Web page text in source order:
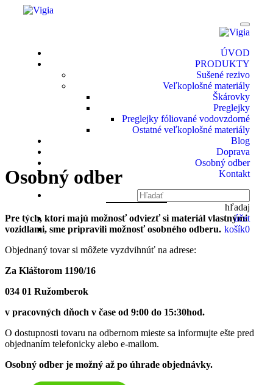
ÚVOD
PRODUKTY
Sušené rezivo
Veľkoplošné materiály
Škárovky
Preglejky
Preglejky fóliované vodovzdorné
Ostatné veľkoplošné materiály
Blog
Doprava
Osobný odber
Kontakt
hľadaj
účet
košík0
Osobný odber
Pre tých, ktorí majú možnosť odviezť si materiál vlastnými
vozidlami, sme pripravili možnosť osobného odberu.
Objednaný tovar si môžete vyzdvihnúť na adrese:
Za Kláštorom 1190/16
034 01 Ružomberok
v pracovných dňoch v čase od 9:00 do 15:30hod.
O dostupnosti tovaru na odbernom mieste sa informujte ešte pred
objednaním telefonicky alebo e-mailom.
Osobný odber je možný až po úhrade objednávky.